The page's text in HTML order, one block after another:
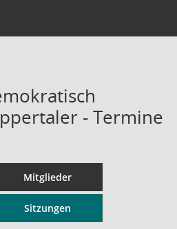
- Termine
Mitglieder
Sitzungen